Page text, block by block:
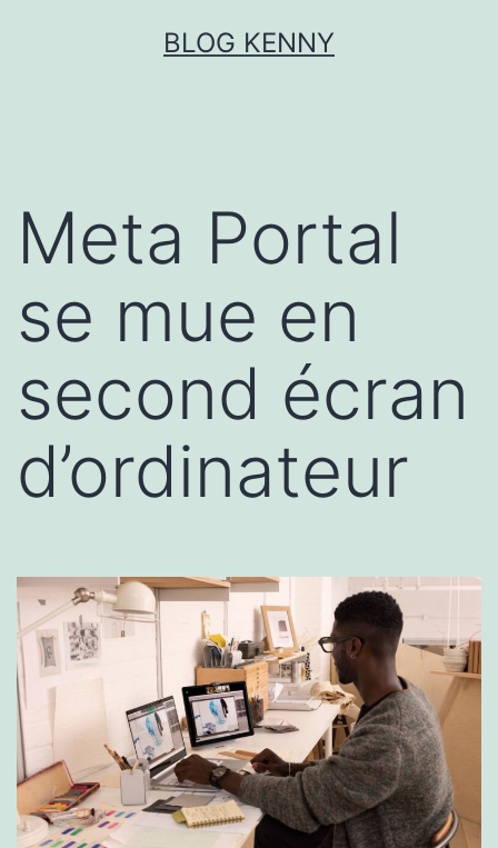
BLOG KENNY
Meta Portal
se mue en
second écran
d’ordinateur